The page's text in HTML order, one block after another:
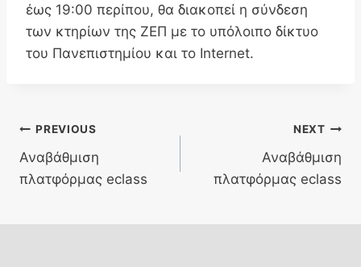
έως 19:00 περίπου, θα διακοπεί η σύνδεση
των κτηρίων της ΖΕΠ με το υπόλοιπο δίκτυο
του Πανεπιστημίου και το Internet.
Post
navigation
PREVIOUS
Αναβάθμιση
πλατφόρμας eclass
NEXT
Αναβάθμιση
πλατφόρμας eclass